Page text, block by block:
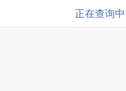
正在查询中